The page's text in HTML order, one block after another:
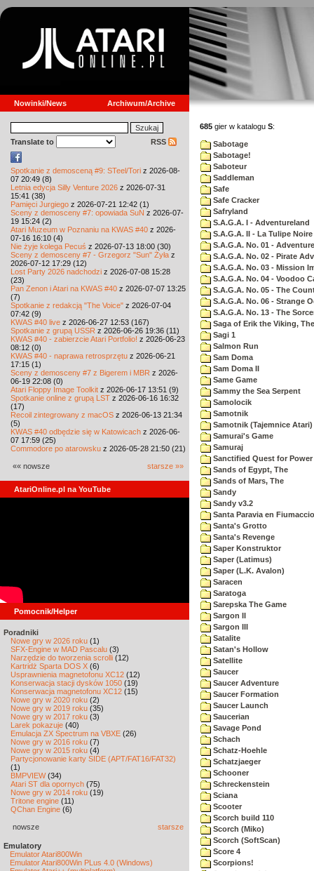
Nowinki/News Archiwum/Archive
Translate to RSS
Spotkanie z demosceną #9: STeel/Tori z 2026-08-
07 20:49 (8)
Letnia edycja Silly Venture 2026 z 2026-07-31
15:41 (38)
Pamięci Jurgiego z 2026-07-21 12:42 (1)
Sceny z demosceny #7: opowiada SuN z 2026-07-
19 15:24 (2)
Atari Muzeum w Poznaniu na KWAS #40 z 2026-
07-16 16:10 (4)
Nie żyje kolega Pecuś z 2026-07-13 18:00 (30)
Sceny z demosceny #7 - Grzegorz "Sun" Żyła z
2026-07-12 17:29 (12)
Lost Party 2026 nadchodzi z 2026-07-08 15:28
(23)
Pan Zenon i Atari na KWAS #40 z 2026-07-07 13:25
(7)
Spotkanie z redakcją "The Voice" z 2026-07-04
07:42 (9)
KWAS #40 live z 2026-06-27 12:53 (167)
Spotkanie z grupą USSR z 2026-06-26 19:36 (11)
KWAS #40 - zabierzcie Atari Portfolio! z 2026-06-23
08:12 (0)
KWAS #40 - naprawa retrosprzętu z 2026-06-21
17:15 (1)
Sceny z demosceny #7 z Bigerem i MBR z 2026-
06-19 22:08 (0)
Atari Floppy Image Toolkit z 2026-06-17 13:51 (9)
Spotkanie online z grupą LST z 2026-06-16 16:32
(17)
Recoil zintegrowany z macOS z 2026-06-13 21:34
(5)
KWAS #40 odbędzie się w Katowicach z 2026-06-
07 17:59 (25)
Commodore po atarowsku z 2026-05-28 21:50 (21)
«« nowsze starsze »»
AtariOnline.pl na YouTube
Pomocnik/Helper
Poradniki
Nowe gry w 2026 roku (1)
SFX-Engine w MAD Pascalu (3)
Narzędzie do tworzenia scrolli (12)
Kartridż Sparta DOS X (6)
Usprawnienia magnetofonu XC12 (12)
Konserwacja stacji dysków 1050 (19)
Konserwacja magnetofonu XC12 (15)
Nowe gry w 2020 roku (2)
Nowe gry w 2019 roku (35)
Nowe gry w 2017 roku (3)
Larek pokazuje (40)
Emulacja ZX Spectrum na VBXE (26)
Nowe gry w 2016 roku (7)
Nowe gry w 2015 roku (4)
Partycjonowanie karty SIDE (APT/FAT16/FAT32)
(1)
BMPVIEW(34)
Atari ST dla opornych (75)
Nowe gry w 2014 roku (19)
Tritone engine (11)
QChan Engine (6)
nowsze starsze
Emulatory
Emulator Atari800Win
Emulator Atari800Win PLus 4.0 (Windows)
685 gier w katalogu S:
Sabotage
Sabotage!
Saboteur
Saddleman
Safe
Safe Cracker
Safryland
S.A.G.A. I - Adventureland
S.A.G.A. II - La Tulipe Noire
S.A.G.A. No. 01 -
S.A.G.A. No. 02 - Pirate
S.A.G.A. No. 03 - Mission
S.A.G.A. No. 04 - Voodoo
S.A.G.A. No. 05 - The
S.A.G.A. No. 06 - Strange
S.A.G.A. No. 13 - The
Saga of Erik the Viking, The
Sagi 1
Salmon Run
Sam Doma
Sam Doma II
Same Game
Sammy the Sea Serpent
Samolocik
Samotnik
Samotnik (Tajemnice Atari)
Samurai's Game
Samuraj
Sanctified Quest for Power
Sands of Egypt, The
Sands of Mars, The
Sandy
Sandy v3.2
Santa Paravia en Fiumaccio
Santa's Grotto
Santa's Revenge
Saper Konstruktor
Saper (Latimus)
Saper (L.K. Avalon)
Saracen
Saratoga
Sarepska The Game
Sargon II
Sargon III
Satalite
Satan's Hollow
Satellite
Saucer
Saucer Adventure
Saucer Formation
Saucer Launch
Saucerian
Savage Pond
Schach
Schatz-Hoehle
Schatzjaeger
Schooner
Schreckenstein
Sciana
Scooter
Scorch build 110
Scorch (Miko)
Scorch (SoftScan)
Score 4
Scorpions!